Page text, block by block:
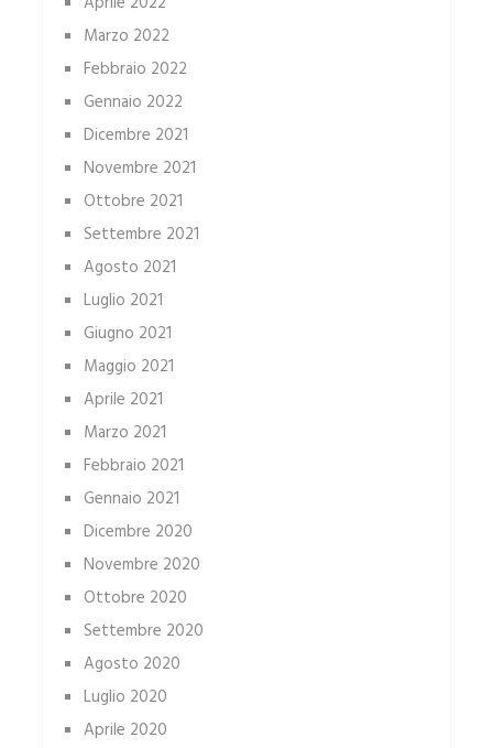
Marzo 2022
Febbraio 2022
Gennaio 2022
Dicembre 2021
Novembre 2021
Ottobre 2021
Settembre 2021
Agosto 2021
Luglio 2021
Giugno 2021
Maggio 2021
Aprile 2021
Marzo 2021
Febbraio 2021
Gennaio 2021
Dicembre 2020
Novembre 2020
Ottobre 2020
Settembre 2020
Agosto 2020
Luglio 2020
Aprile 2020